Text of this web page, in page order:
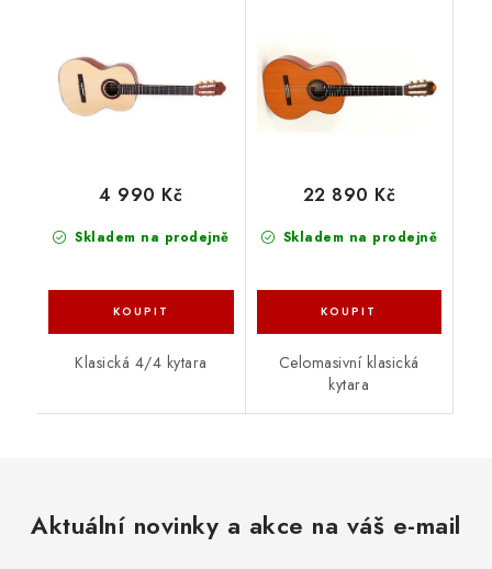
Skladem na prodejně
4 990 Kč
Klasická 4/4 kytara
Skladem na prodejně
22 890 Kč
Celomasivní klasická
kytara
Aktuální novinky a akce na váš e-mail